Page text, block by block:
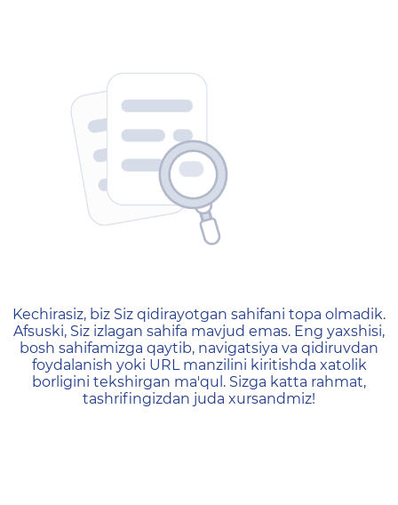
404 — Страница не
Kechirasiz, biz Siz qidirayotgan sahifani topa olmadik.
Afsuski, Siz izlagan sahifa mavjud emas. Eng yaxshisi,
bosh sahifamizga qaytib, navigatsiya va qidiruvdan
foydalanish yoki URL manzilini kiritishda xatolik
borligini tekshirgan ma'qul. Sizga katta rahmat,
tashrifingizdan juda xursandmiz!